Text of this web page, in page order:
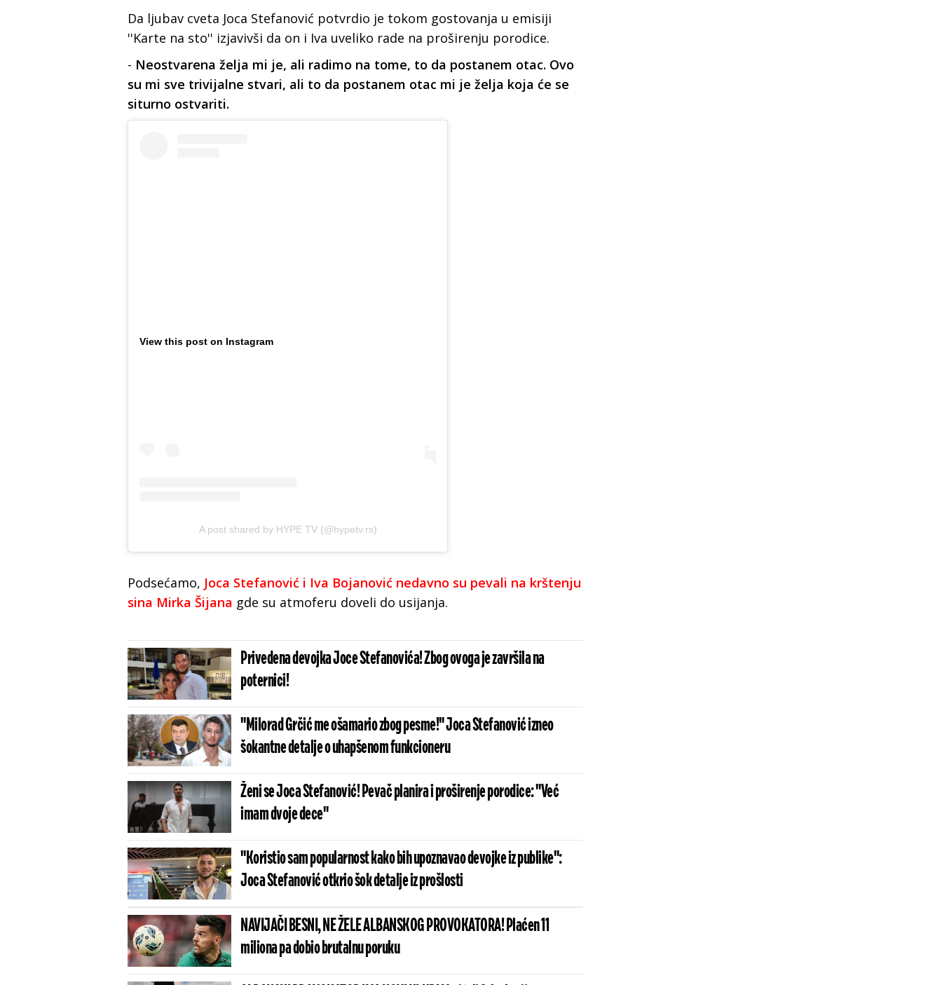
Da ljubav cveta Joca Stefanović potvrdio je tokom gostovanja u emisiji
''Karte na sto'' izjavivši da on i Iva uveliko rade na proširenju porodice.
- Neostvarena želja mi je, ali radimo na tome, to da postanem otac. Ovo
su mi sve trivijalne stvari, ali to da postanem otac mi je želja koja će se
siturno ostvariti.
View this post on Instagram
A post shared by HYPE TV (@hypetv.rs)
Podsećamo, Joca Stefanović i Iva Bojanović nedavno su pevali na krštenju
sina Mirka Šijana gde su atmoferu doveli do usijanja.
Privedena devojka Joce Stefanovića! Zbog ovoga je završila na
poternici!
"Milorad Grčić me ošamario zbog pesme!" Joca Stefanović izneo
šokantne detalje o uhapšenom funkcioneru
Ženi se Joca Stefanović! Pevač planira i proširenje porodice: "Već
imam dvoje dece"
"Koristio sam popularnost kako bih upoznavao devojke iz publike":
Joca Stefanović otkrio šok detalje iz prošlosti
NAVIJAČI BESNI, NE ŽELE ALBANSKOG PROVOKATORA! Plaćen 11
miliona pa dobio brutalnu poruku